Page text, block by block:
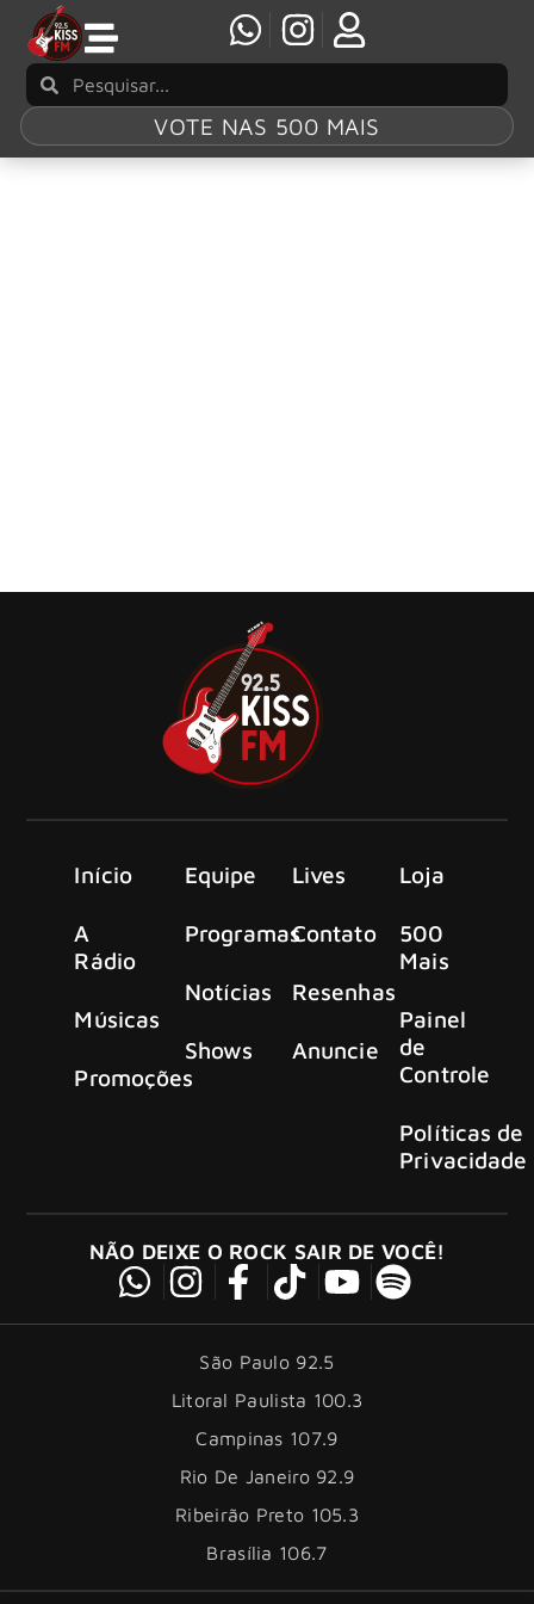
VOTE NAS 500 MAIS
Início
A
Rádio
Músicas
Promoções
Equipe
Programas
Notícias
Shows
Lives
Contato
Resenhas
Anuncie
Loja
500
Mais
Painel
de
Controle
Políticas de
Privacidade
NÃO DEIXE O ROCK SAIR DE VOCÊ!
São Paulo 92.5
Litoral Paulista 100.3
Campinas 107.9
Rio De Janeiro 92.9
Ribeirão Preto 105.3
Brasília 106.7